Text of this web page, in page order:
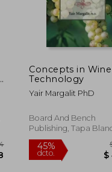
Concepts in Wine
Technology
Yair Margalit PhD
Board And Bench
Publishing, Tapa
Nuevo